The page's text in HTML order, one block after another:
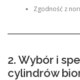
Zgodność z
2. Wybór i
cylindrów